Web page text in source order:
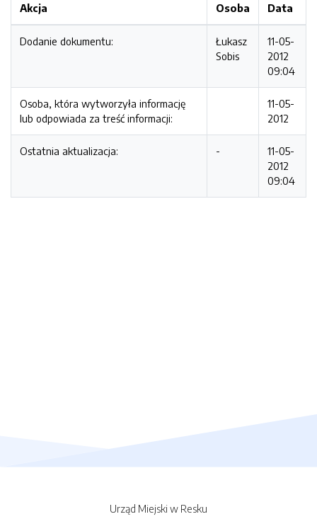
Akcja Osoba Data
Dodanie dokumentu:
Łukasz
Sobis
11-05-
2012
09:04
Osoba, która wytworzyła informację
lub odpowiada za treść informacji:
11-05-
2012
Ostatnia aktualizacja: -
11-05-
2012
09:04
Urząd Miejski w Resku